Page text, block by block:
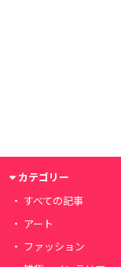
カテゴリー
すべての記事
アート
ファッション